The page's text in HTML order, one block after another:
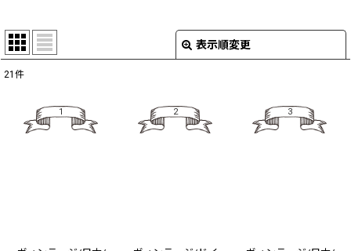
表示順変更
絞り込む
21 件
1 2 3